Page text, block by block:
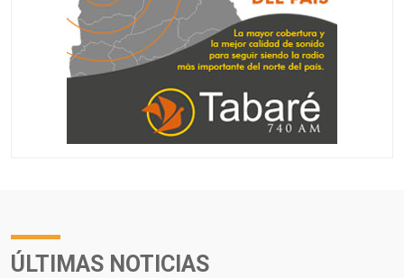
ÚLTIMAS NOTICIAS